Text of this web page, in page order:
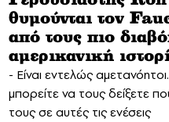
θυμούνται τον
από τους πιο
αμερικανική
- Είναι εντελώς
μπορείτε να τους δείξετε
τους σε αυτές τις ενέσεις